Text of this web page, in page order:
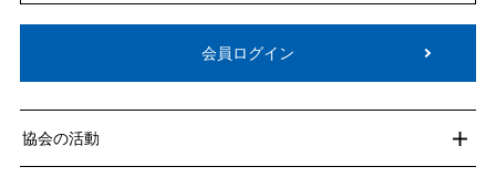
会員ログイン
協会の活動